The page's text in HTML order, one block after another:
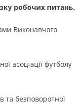
робочих питань.
Виконавчого
асоціації футболу
та безповоротної